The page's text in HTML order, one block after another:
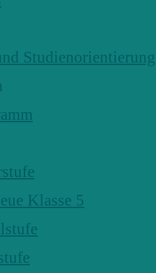
Studienorientierung
Klasse 5